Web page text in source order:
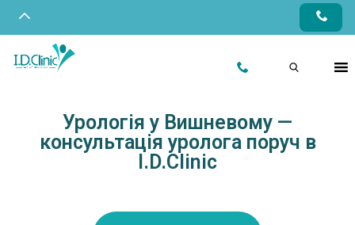
Урологія у Вишневому —
консультація уролога поруч в
I.D.Clinic